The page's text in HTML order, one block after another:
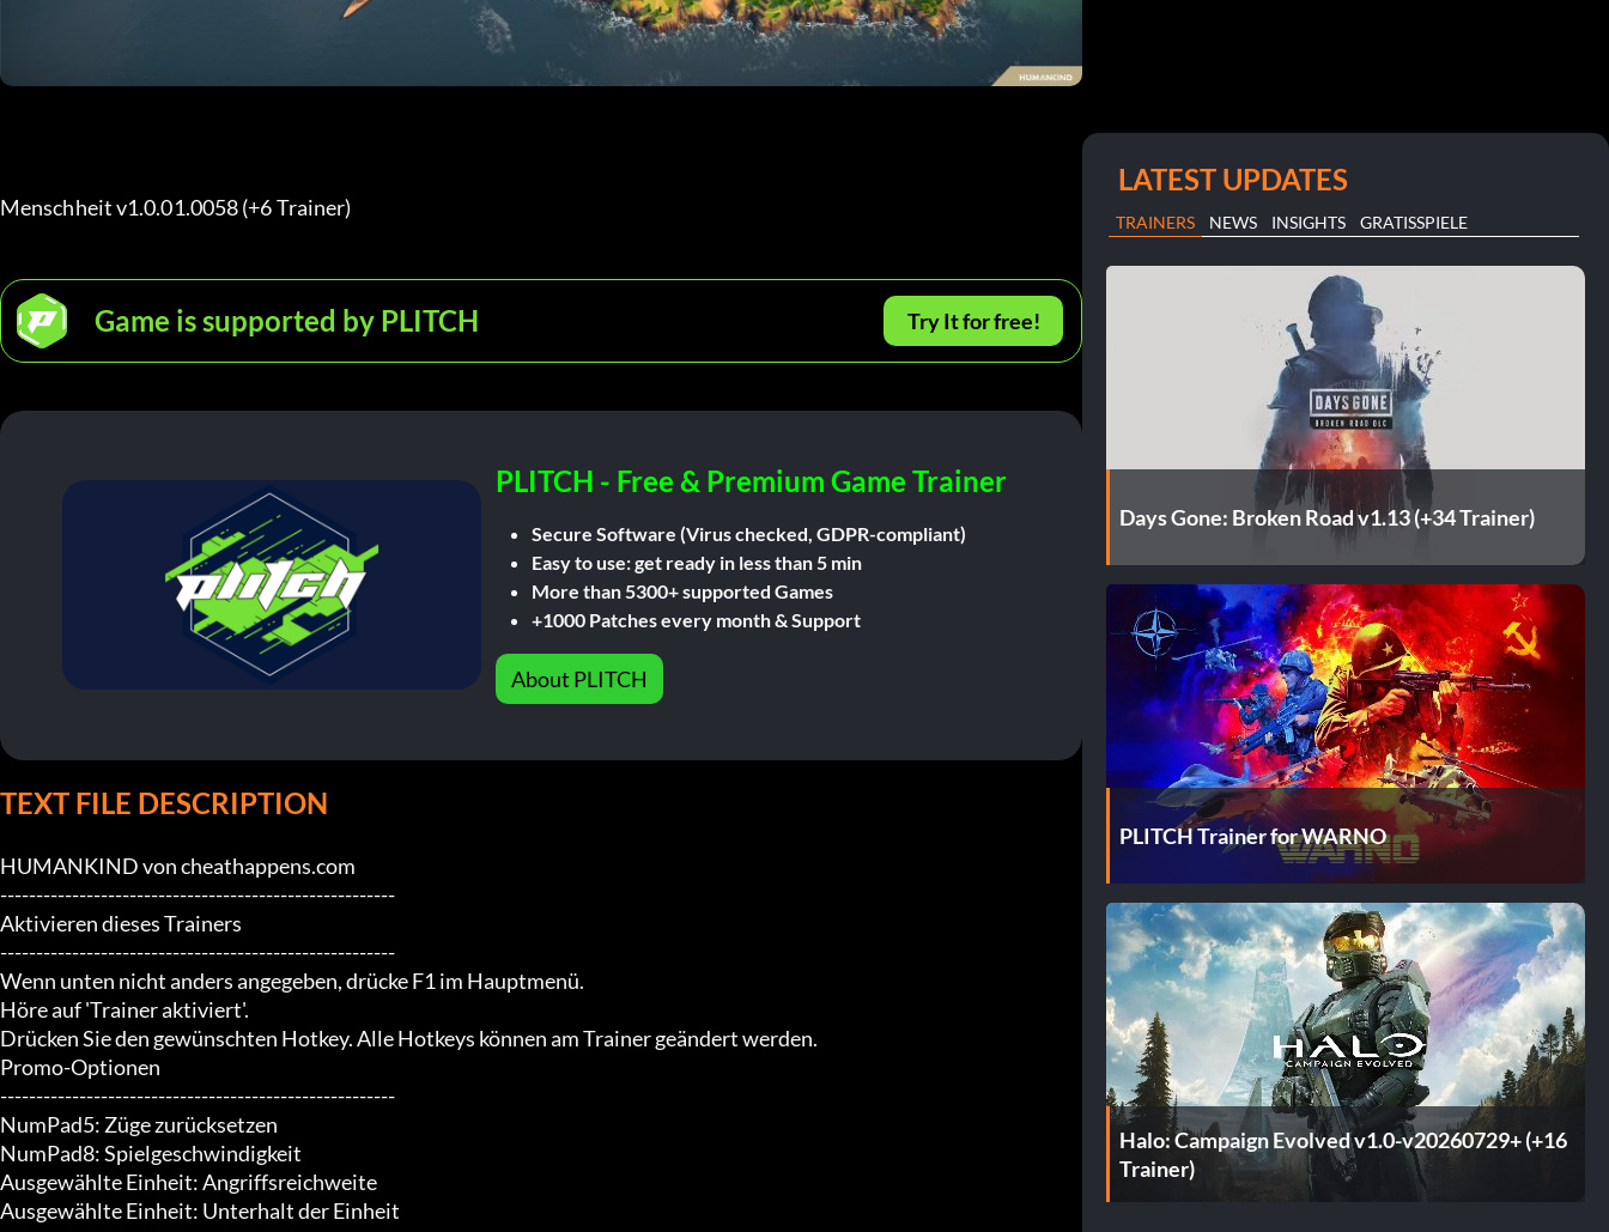
Menschheit v1.0.01.0058 (+6 Trainer)
Game is supported by PLITCH Try It for free!
PLITCH - Free & Premium Game Trainer
Secure Software (Virus checked, GDPR-compliant)
Easy to use: get ready in less than 5 min
More than 5300+ supported Games
+1000 Patches every month & Support
About PLITCH
TEXT FILE DESCRIPTION
HUMANKIND von cheathappens.com
-------------------------------------------------------
Aktivieren dieses Trainers
-------------------------------------------------------
Wenn unten nicht anders angegeben, drücke F1 im Hauptmenü.
Höre auf 'Trainer aktiviert'.
Drücken Sie den gewünschten Hotkey. Alle Hotkeys können am Trainer geändert werden.
Promo-Optionen
-------------------------------------------------------
NumPad5: Züge zurücksetzen
NumPad8: Spielgeschwindigkeit
Ausgewählte Einheit: Angriffsreichweite
Ausgewählte Einheit: Unterhalt der Einheit
LATEST UPDATES
TRAINERS NEWS INSIGHTS GRATISSPIELE
Days Gone: Broken Road v1.13 (+34 Trainer)
PLITCH Trainer for WARNO
Halo: Campaign Evolved v1.0-v20260729+ (+16
Trainer)